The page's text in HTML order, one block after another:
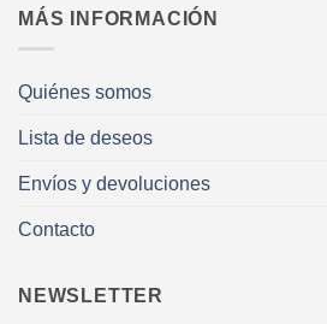
MÁS INFORMACIÓN
Quiénes somos
Lista de deseos
Envíos y devoluciones
Contacto
NEWSLETTER